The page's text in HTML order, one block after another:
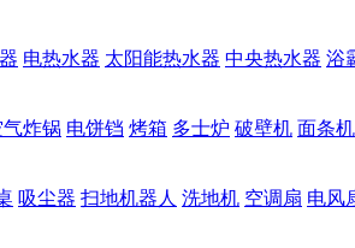
电热水器 太阳能热水器 中央热水器 浴
气炸锅 电饼铛 烤箱 多士炉 破壁机 面条机
吸尘器 扫地机器人 洗地机 空调扇 电风